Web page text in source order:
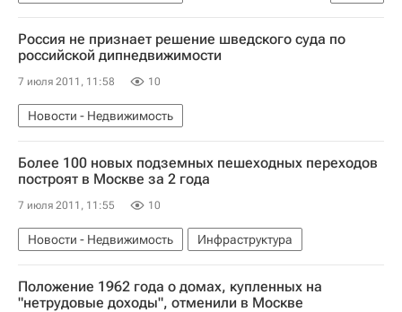
Коммерческая недвижимость
Россия не признает решение шведского суда по
российской дипнедвижимости
7 июля 2011, 11:58 10
Новости - Недвижимость
Более 100 новых подземных пешеходных переходов
построят в Москве за 2 года
7 июля 2011, 11:55 10
Новости - Недвижимость Инфраструктура
Положение 1962 года о домах, купленных на
"нетрудовые доходы", отменили в Москве